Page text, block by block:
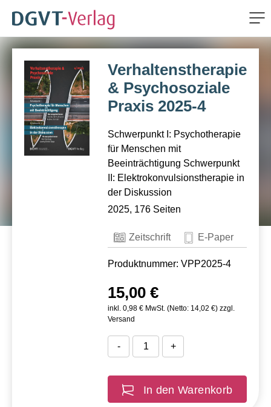
ZUR SUCHE SPRINGENVerhaltenstherapie
& Psychosoziale
Praxis 2025-4
Schwerpunkt I: Psychotherapie
für Menschen mit
Beeinträchtigung Schwerpunkt
II: Elektrokonvulsionstherapie in
der Diskussion
2025, 176 Seiten
Zeitschrift E-Paper
Produktnummer: VPP2025-4
15,00 €
inkl. 0,98 € MwSt. (Netto: 14,02 €) zzgl.
Versand
- +
In den Warenkorb